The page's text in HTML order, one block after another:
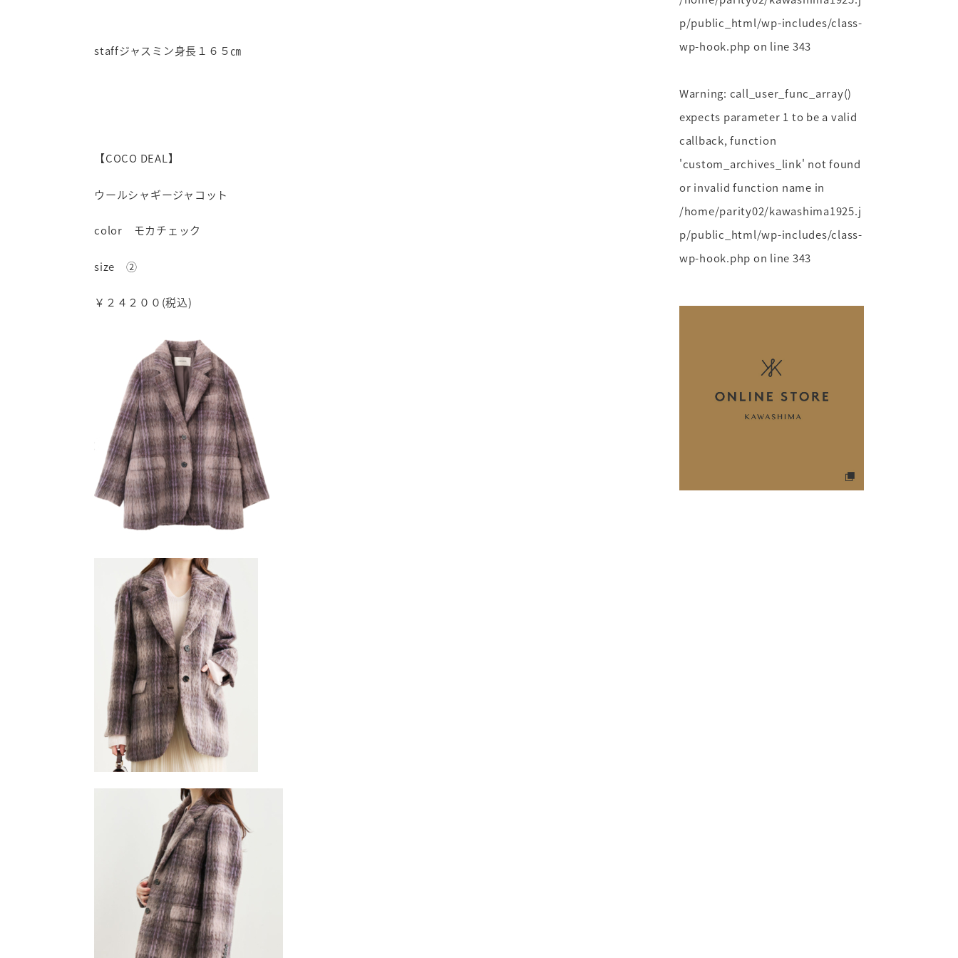
staffジャスミン身長１６５㎝
【COCO DEAL】
ウールシャギージャコット
color モカチェック
size ②
￥２４２００(税込)
p/public_html/wp-includes/class-
wp-hook.php on line 343
Warning: call_user_func_array()
expects parameter 1 to be a valid
callback, function
'custom_archives_link' not found
or invalid function name in
/home/parity02/kawashima1925.j
p/public_html/wp-includes/class-
wp-hook.php on line 343